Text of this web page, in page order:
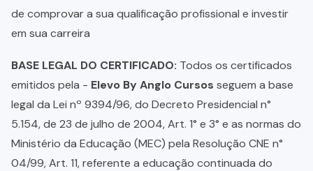
de comprovar a sua qualificação profissional e investir
em sua carreira
BASE LEGAL DO CERTIFICADO: Todos os certificados
emitidos pela - Elevo By Anglo Cursos seguem a base
legal da Lei nº 9394/96, do Decreto Presidencial n°
5.154, de 23 de julho de 2004, Art. 1° e 3° e as normas do
Ministério da Educação (MEC) pela Resolução CNE n°
04/99, Art. 11, referente a educação continuada do